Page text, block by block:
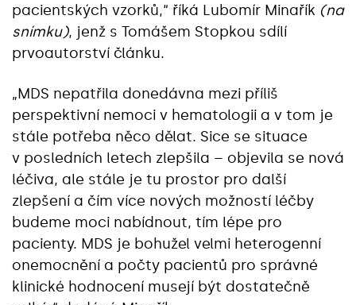
pacientských vzorků,“ říká Lubomír Minařík (na
snímku), jenž s Tomášem Stopkou sdílí
prvoautorství článku.
„MDS nepatřila donedávna mezi příliš
perspektivní nemoci v hematologii a v tom je
stále potřeba něco dělat. Sice se situace
v posledních letech zlepšila – objevila se nová
léčiva, ale stále je tu prostor pro další
zlepšení a čím více nových možností léčby
budeme moci nabídnout, tím lépe pro
pacienty. MDS je bohužel velmi heterogenní
onemocnění a počty pacientů pro správné
klinické hodnocení musejí být dostatečně